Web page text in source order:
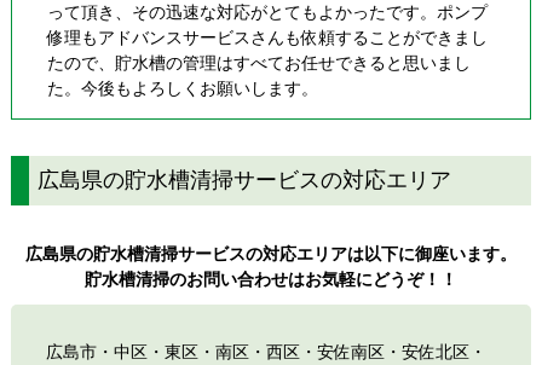
って頂き、その迅速な対応がとてもよかったです。ポンプ
修理もアドバンスサービスさんも依頼することができまし
たので、貯水槽の管理はすべてお任せできると思いまし
た。今後もよろしくお願いします。
広島県の貯水槽清掃サービスの対応エリア
広島県の貯水槽清掃サービスの対応エリアは以下に御座います。
貯水槽清掃のお問い合わせはお気軽にどうぞ！！
広島市・中区・東区・南区・西区・安佐南区・安佐北区・